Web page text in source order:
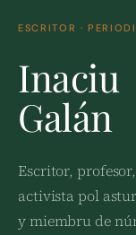
ESCRITOR ·
Inaciu
Galán
Escritor,
activista pol
y miembru de